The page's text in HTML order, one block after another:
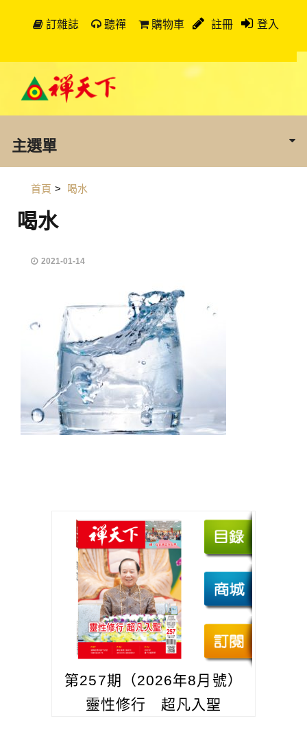
訂雜誌 聽禪 購物車 註冊 登入
主選單
首頁 > 喝水
喝水
2021-01-14
第257期（2026年8月號）
靈性修行 超凡入聖